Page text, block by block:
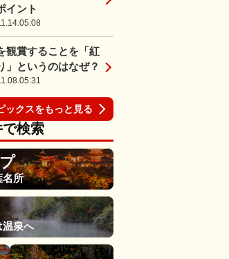
イント
観賞することを「紅
」というのはなぜ？
ックスをもっと見る
検索
名所
温泉へ